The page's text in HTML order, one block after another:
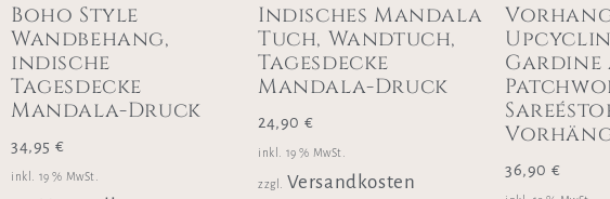
Boho Style
Wandbehang,
indische
Tagesdecke
Mandala-Druck
34,95 €
inkl. 19 % MwSt.
Indisches Mandala
Tuch, Wandtuch,
Tagesdecke
Mandala-Druck
24,90 €
inkl. 19 % MwSt.
zzgl. Versandkosten
Gardine
36,90 €